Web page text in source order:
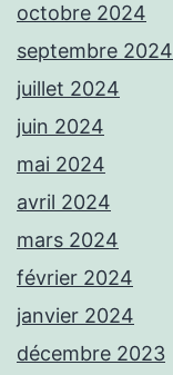
octobre 2024
septembre 2024
juillet 2024
juin 2024
mai 2024
avril 2024
mars 2024
février 2024
janvier 2024
décembre 2023